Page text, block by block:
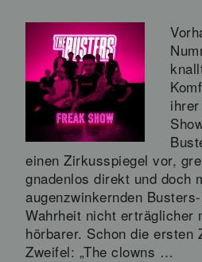
einen Zirkusspiegel vor,
gnadenlos direkt und doch
augenzwinkernden
Wahrheit nicht erträglicher
hörbarer. Schon die ersten
Zweifel: „The clowns …